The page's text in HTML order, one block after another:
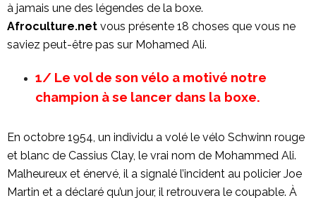
à jamais une des légendes de la boxe.
Afroculture.net vous présente 18 choses que vous ne
saviez peut-être pas sur Mohamed Ali.
1/ Le vol de son vélo a motivé notre
champion à se lancer dans la boxe.
En octobre 1954, un individu a volé le vélo Schwinn rouge
et blanc de Cassius Clay, le vrai nom de Mohammed Ali.
Malheureux et énervé, il a signalé l’incident au policier Joe
Martin et a déclaré qu’un jour, il retrouvera le coupable. À